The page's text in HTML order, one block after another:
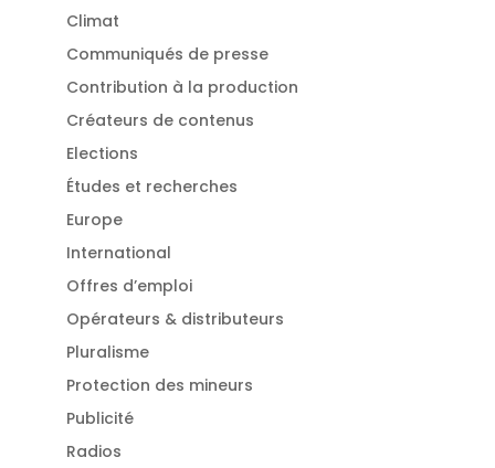
Climat
Communiqués de presse
Contribution à la production
Créateurs de contenus
Elections
Études et recherches
Europe
International
Offres d’emploi
Opérateurs & distributeurs
Pluralisme
Protection des mineurs
Publicité
Radios